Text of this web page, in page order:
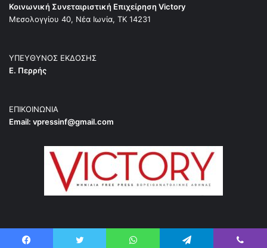
Κοινωνική Συνεταιριστική Επιχείρηση Victory
Μεσολογγίου 40, Νέα Ιωνία, ΤΚ 14231
ΥΠΕΥΘΥΝΟΣ ΕΚΔΟΣΗΣ
Ε. Περρής
ΕΠΙΚΟΙΝΩΝΙΑ
Email: vpressinf@gmail.com